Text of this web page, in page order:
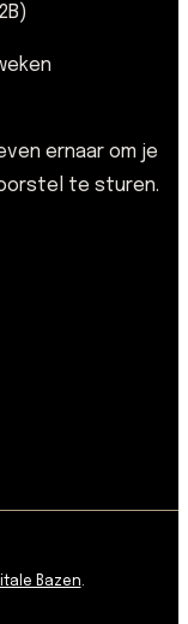
ernaar om je
te sturen.
Bazen.